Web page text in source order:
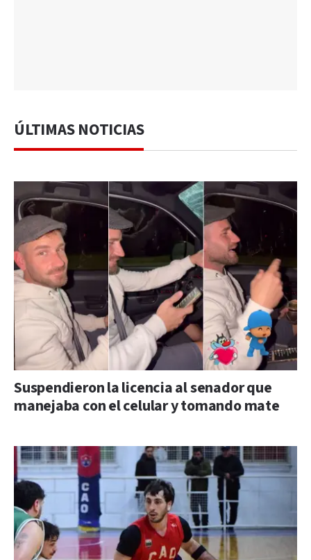
ÚLTIMAS NOTICIAS
Suspendieron la licencia al senador que
manejaba con el celular y tomando mate